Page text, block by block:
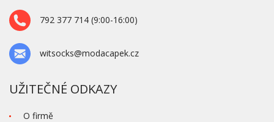
792 377 714 (9:00-16:00)
witsocks@modacapek.cz
UŽITEČNÉ ODKAZY
O firmě